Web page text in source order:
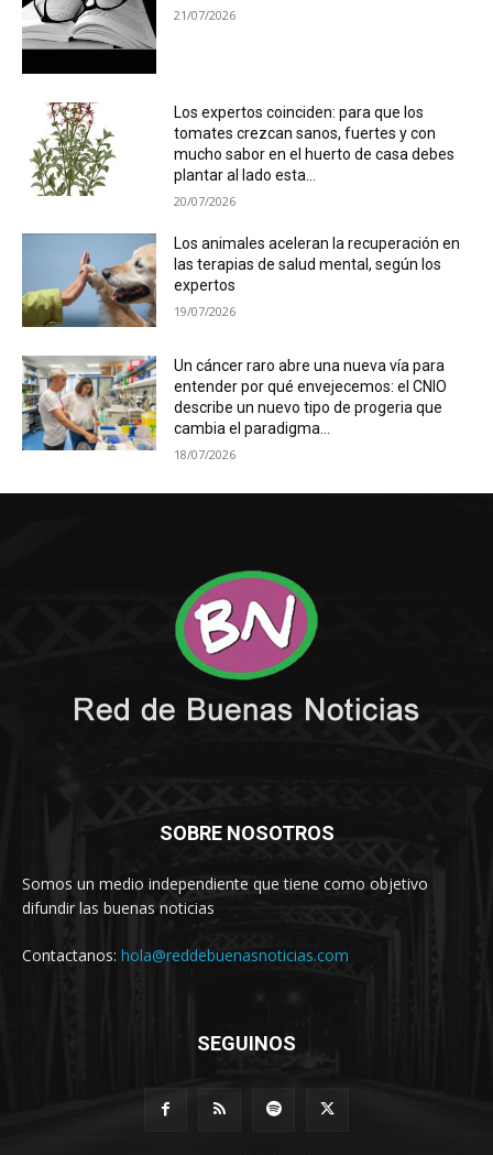
21/07/2026
Los expertos coinciden: para que los
tomates crezcan sanos, fuertes y con
mucho sabor en el huerto de casa debes
plantar al lado esta...
20/07/2026
Los animales aceleran la recuperación en
las terapias de salud mental, según los
expertos
19/07/2026
Un cáncer raro abre una nueva vía para
entender por qué envejecemos: el CNIO
describe un nuevo tipo de progeria que
cambia el paradigma...
18/07/2026
SOBRE NOSOTROS
Somos un medio independiente que tiene como objetivo
difundir las buenas noticias
Contactanos: hola@reddebuenasnoticias.com
SEGUINOS